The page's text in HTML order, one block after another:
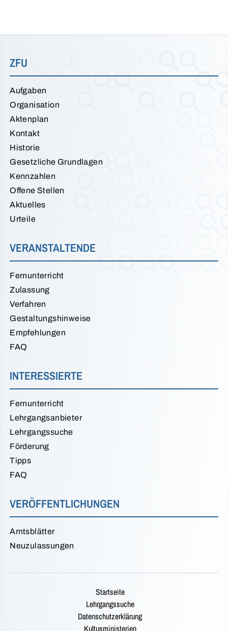
ZFU
Aufgaben
Organisation
Aktenplan
Kontakt
Historie
Gesetzliche Grundlagen
Kennzahlen
Offene Stellen
Aktuelles
Urteile
VERANSTALTENDE
Fernunterricht
Zulassung
Verfahren
Gestaltungshinweise
Empfehlungen
FAQ
INTERESSIERTE
Fernunterricht
Lehrgangsanbieter
Lehrgangssuche
Förderung
Tipps
FAQ
VERÖFFENTLICHUNGEN
Amtsblätter
Neuzulassungen
Startseite
Lehrgangssuche
Datenschutzerklärung
Kultusministerien